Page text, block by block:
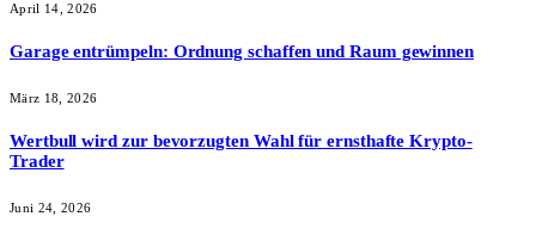
April 14, 2026
Garage entrümpeln: Ordnung schaffen und Raum gewinnen
März 18, 2026
Wertbull wird zur bevorzugten Wahl für ernsthafte Krypto-
Trader
Juni 24, 2026